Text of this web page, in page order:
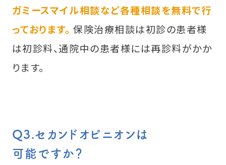
ガミースマイル相談など各種相談を無料で行
っております。 保険治療相談は初診の患者様
は初診料、通院中の患者様には再診料がかか
ります。
Q3.セカンドオピニオンは
可能ですか？